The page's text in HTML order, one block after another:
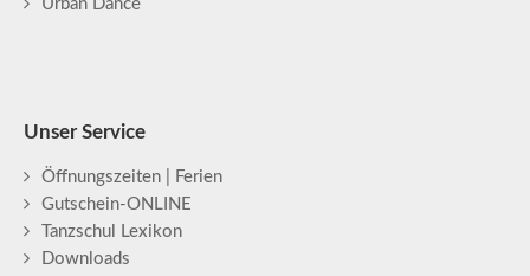
Urban Dance
Unser Service
Öffnungszeiten | Ferien
Gutschein-ONLINE
Tanzschul Lexikon
Downloads